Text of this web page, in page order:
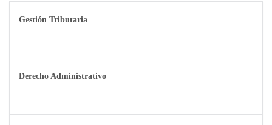
Gestión Tributaria
Derecho Administrativo